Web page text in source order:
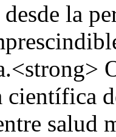
la
científica
salud